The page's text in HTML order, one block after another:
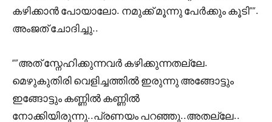
കഴിക്കാൻ പോയാലോ. നമുക്ക് മൂന്നു പേർക്കും കൂടി””.
അംജത് ചോദിച്ചു..
“”അത് സ്നേഹിക്കുന്നവർ കഴിക്കുന്നതല്ലേ.
മെഴുകുതിരി വെളിച്ചത്തിൽ ഇരുന്നു അങ്ങോട്ടും
ഇങ്ങോട്ടും കണ്ണിൽ കണ്ണിൽ
നോക്കിയിരുന്നു..പ്രണയം പറഞ്ഞു..അതല്ലേ..